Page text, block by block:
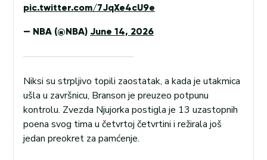
pic.twitter.com/7JqXe4cU9e
— NBA (@NBA) June 14, 2026
Niksi su strpljivo topili zaostatak, a kada je utakmica
ušla u završnicu, Branson je preuzeo potpunu
kontrolu. Zvezda Njujorka postigla je 13 uzastopnih
poena svog tima u četvrtoj četvrtini i režirala još
jedan preokret za pamćenje.